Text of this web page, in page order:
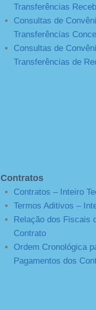
Transferências
Consultas de
Transferências
Consultas de
Transferências de
Contratos
Contratos – Inteiro
Termos Aditivos –
Relação dos Fiscais
Contrato
Ordem Cronológica
Pagamentos dos